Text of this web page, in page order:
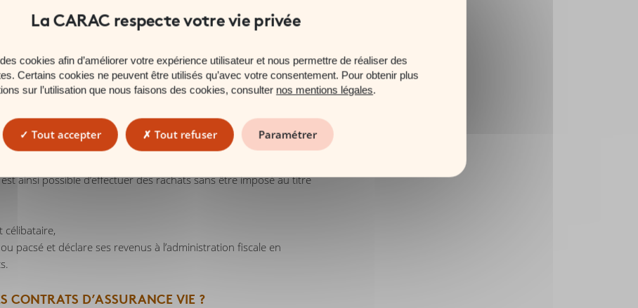
>
vie après huit ans ?
plus de huit ans, un abattement annuel pour durée de
ainsi possible d’effectuer des rachats sans être imposé au titre
célibataire,
pacsé et déclare ses revenus à l’administration fiscale en
CONTRATS D’ASSURANCE VIE ?
cookies afin d’améliorer votre expérience utilisateur et nous permettre de réaliser des
Certains cookies ne peuvent être utilisés qu’avec votre consentement. Pour obtenir plus
sur l’utilisation que nous faisons des cookies, consulter nos mentions légales.
Tout accepter Tout refuser Paramétrer